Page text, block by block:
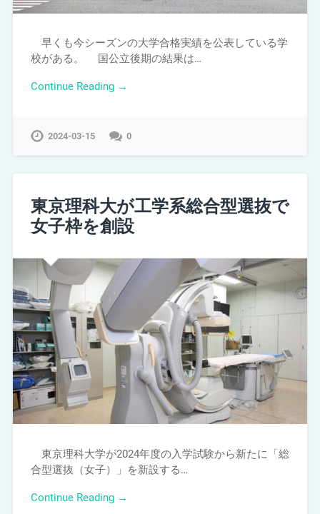
早くも今シーズンの大学合格実績を公表している学
校がある。 国公立後期の結果は…
Continue Reading →
2024-03-15 0
東京理科大が工学系総合型選抜で
女子枠を創設
東京理科大学が2024年度の入学試験から新たに「総
合型選抜（女子）」を新設する…
Continue Reading →